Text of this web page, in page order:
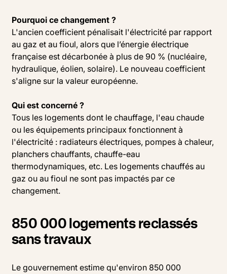
Pourquoi ce changement ?
L'ancien coefficient pénalisait l'électricité par rapport
au gaz et au fioul, alors que l’énergie électrique
française est décarbonée à plus de 90 % (nucléaire,
hydraulique, éolien, solaire). Le nouveau coefficient
s'aligne sur la valeur européenne.
Qui est concerné ?
Tous les logements dont le chauffage, l'eau chaude
ou les équipements principaux fonctionnent à
l'électricité : radiateurs électriques, pompes à chaleur,
planchers chauffants, chauffe-eau
thermodynamiques, etc. Les logements chauffés au
gaz ou au fioul ne sont pas impactés par ce
changement.
850 000 logements reclassés
sans travaux
Le gouvernement estime qu'environ 850 000